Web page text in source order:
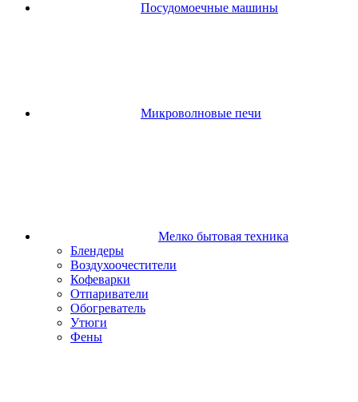
Посудомоечные машины
Микроволновые печи
Мелко бытовая техника
Блендеры
Воздухоочестители
Кофеварки
Отпариватели
Обогреватель
Утюги
Фены